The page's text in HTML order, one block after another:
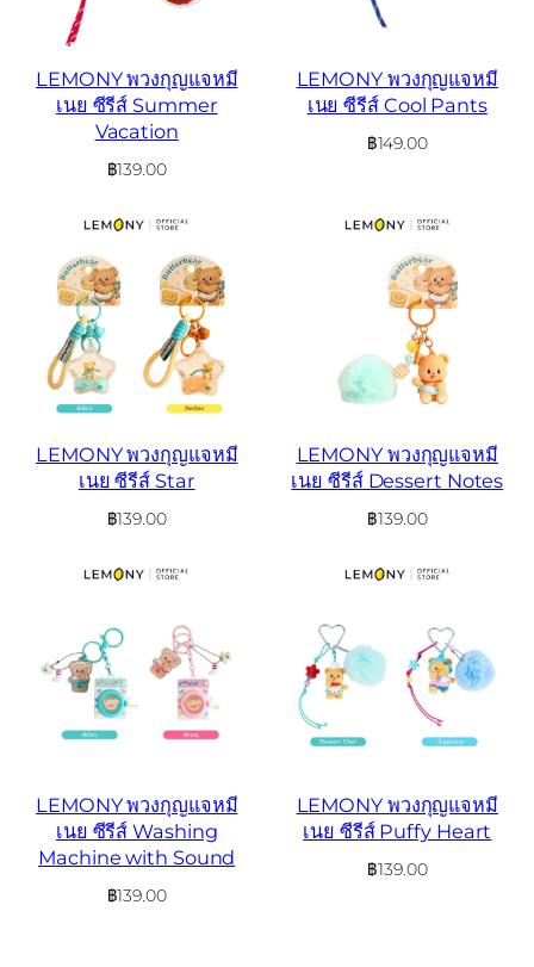
LEMONY พวงกุญแจหมี
เนย ซีรีส์ Summer
Vacation
฿139.00
LEMONY พวงกุญแจหมี
เนย ซีรีส์ Cool Pants
฿149.00
LEMONY พวงกุญแจหมี
เนย ซีรีส์ Star
฿139.00
LEMONY พวงกุญแจหมี
เนย ซีรีส์ Dessert Notes
฿139.00
LEMONY พวงกุญแจหมี
เนย ซีรีส์ Washing
Machine with Sound
฿139.00
LEMONY พวงกุญแจหมี
เนย ซีรีส์ Puffy Heart
฿139.00